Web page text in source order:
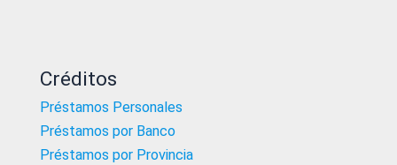
Créditos
Préstamos Personales
Préstamos por Banco
Préstamos por Provincia